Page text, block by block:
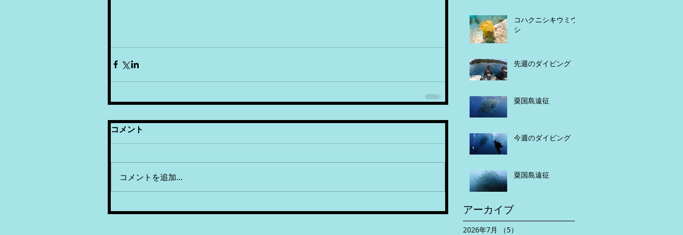
コメント
コメントを追加…
コハクニシキウミウ
シ
先週のダイビング
粟国島遠征
今週のダイビング
粟国島遠征
アーカイブ
2026年7月 （5）